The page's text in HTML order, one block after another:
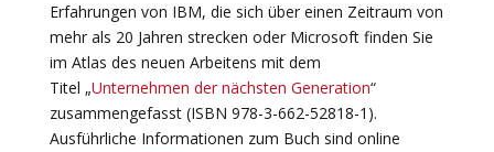
Erfahrungen von IBM, die sich über einen Zeitraum von
mehr als 20 Jahren strecken oder Microsoft finden Sie
im Atlas des neuen Arbeitens mit dem
Titel „Unternehmen der nächsten Generation“
zusammengefasst (ISBN 978-3-662-52818-1).
Ausführliche Informationen zum Buch sind online